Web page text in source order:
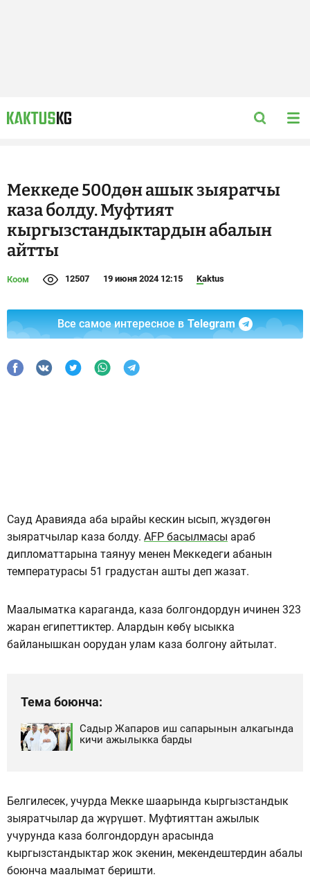
Меккеде 500дөн ашык зыяратчы
каза болду. Муфтият
кыргызстандыктардын абалын
айтты
Коом 12507 19 июня 2024 12:15 Kaktus
Все самое интересное в Telegram
Сауд Аравияда аба ырайы кескин ысып, жүздөгөн
зыяратчылар каза болду. AFP басылмасы араб
дипломаттарына таянуу менен Меккедеги абанын
температурасы 51 градустан ашты деп жазат.
Маалыматка караганда, каза болгондордун ичинен 323
жаран египеттиктер. Алардын көбү ысыкка
байланышкан оорудан улам каза болгону айтылат.
Тема боюнча:
Садыр Жапаров иш сапарынын алкагында
кичи ажылыкка барды
Белгилесек, учурда Мекке шаарында кыргызстандык
зыяратчылар да жүрүшөт. Муфтияттан ажылык
учурунда каза болгондордун арасында
кыргызстандыктар жок экенин, мекендештердин абалы
боюнча маалымат беришти.